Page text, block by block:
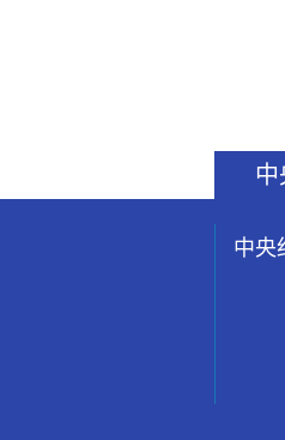
中央